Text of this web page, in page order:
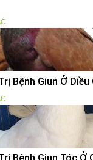
Bệnh Giun Ở Diều